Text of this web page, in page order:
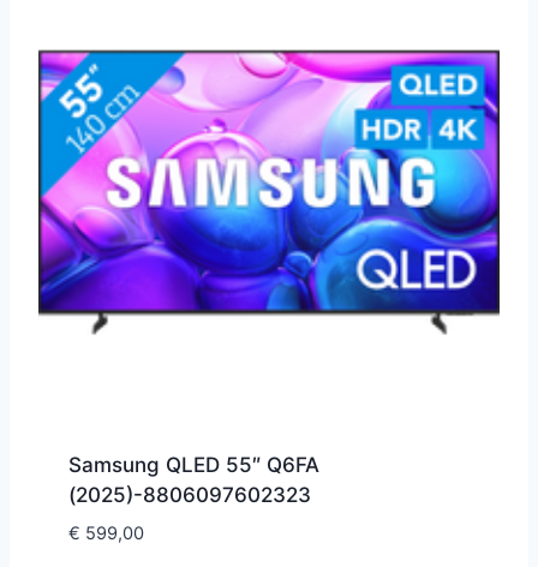
Samsung QLED 55″ Q6FA
(2025)-8806097602323
€ 599,00